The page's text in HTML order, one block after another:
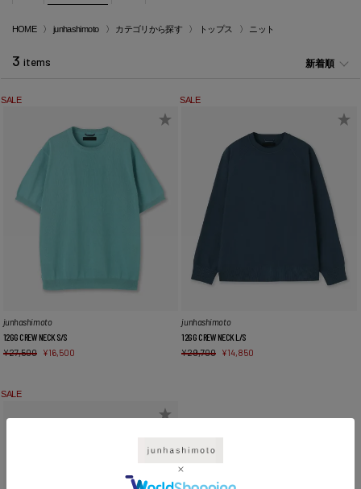
HOME junhashimoto カテゴリから探す トップス ニット
新着順
3 items
SALE
junhashimoto
12GG CREW NECK S/S
¥27,500 ¥16,500
SALE
junhashimoto
12GG CREW NECK L/S
¥29,700 ¥14,850
SALE